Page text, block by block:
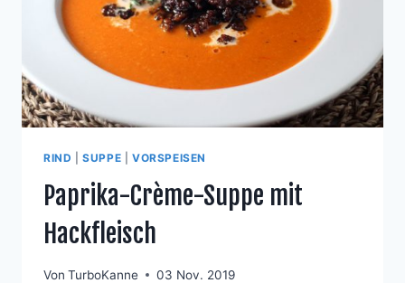
RIND |SUPPE VORSPEISEN
Paprika-Crème-Suppe mit
Hackfleisch
Von TurboKanne 03 Nov. 2019